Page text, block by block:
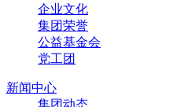
企业文化
集团荣誉
公益基金会
党工团
新闻中心
集团动态